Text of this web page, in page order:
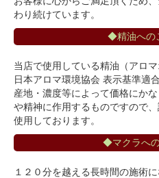
わり続けています。
◆精油への
当店で使用している精油（アロ
日本アロマ環境協会 表示基準適
産地・濃度等によって価格にか
や精神に作用するものですので
使用しております。
◆マクラへ
１２０分を越える長時間の施術